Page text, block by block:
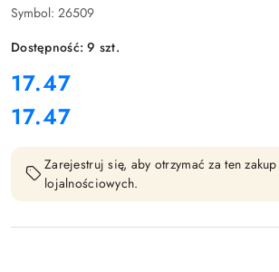
Symbol: 26509
Dostępność:9 szt.
cena:
17.47
Cena:
17.47
Zarejestruj się, aby otrzymać za ten
lojalnościowych.